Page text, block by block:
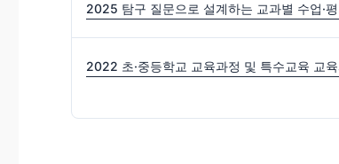
2025 탐구 질문으로 설계하는 교과별 수업·